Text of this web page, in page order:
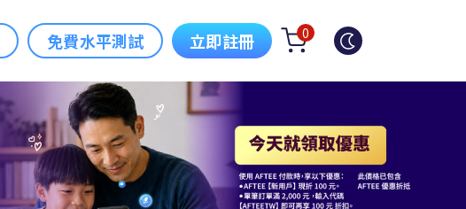
免費水平測試 立即註冊 0